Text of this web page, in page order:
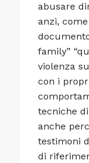
abusare
anzi, come
family”
violenza
con i
tecniche
anche
testimoni
di